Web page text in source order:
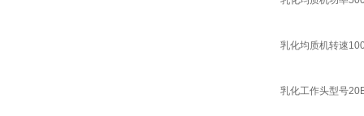
乳化均质机转速
乳化工作头型号